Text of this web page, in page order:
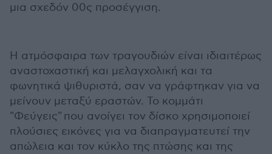
μια σχεδόν 00ς προσέγγιση.
Η ατμόσφαιρα των τραγουδιών είναι ιδιαιτέρως
αναστοχαστική και μελαγχολική και τα
φωνητικά ψιθυριστά, σαν να γράφτηκαν για να
μείνουν μεταξύ εραστών. Το κομμάτι
"Φεύγεις" που ανοίγει τον δίσκο χρησιμοποιεί
πλούσιες εικόνες για να διαπραγματευτεί την
απώλεια και τον κύκλο της πτώσης και της